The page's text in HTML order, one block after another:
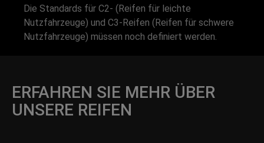
Die Standards für C2- (Reifen für leichte
Nutzfahrzeuge) und C3-Reifen (Reifen für schwere
Nutzfahrzeuge) müssen noch definiert werden.
ERFAHREN SIE MEHR ÜBER
UNSERE REIFEN